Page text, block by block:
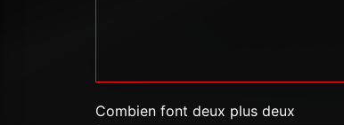
Combien font deux plus deux